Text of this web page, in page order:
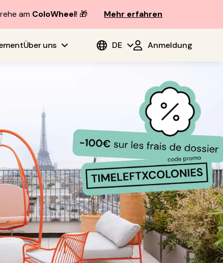
am ColoWheel! 🎁 Mehr erfahren
Über uns DE Anmeldung